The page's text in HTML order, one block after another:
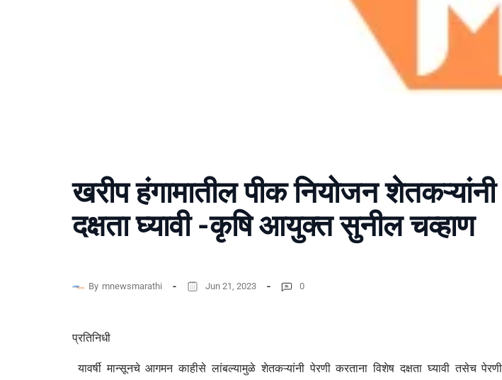
खरीप हंगामातील पीक नियोजन
दक्षता घ्यावी -कृषि आयुक्त सुनील चव्हाण
By mnewsmarathi Jun 21, 2023 0
प्रतिनिधी
यावर्षी मान्सूनचे आगमन काहीसे लांबल्यामुळे शेतकऱ्यांनी पेरणी करताना विशेष दक्षता घ्यावी तसेच